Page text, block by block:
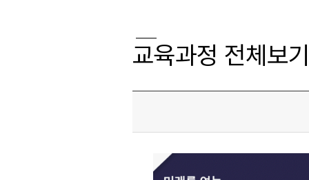
교육과정 전체보기